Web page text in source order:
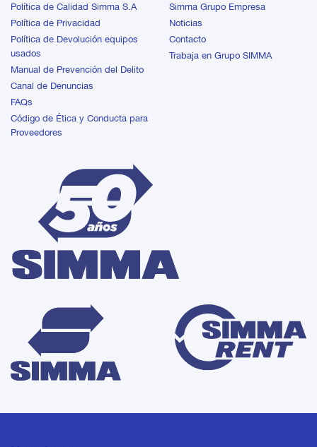
Política de Calidad Simma S.A
Política de Privacidad
Política de Devolución equipos
usados
Manual de Prevención del Delito
Canal de Denuncias
FAQs
Código de Ética y Conducta para
Proveedores
Simma Grupo Empresa
Noticias
Contacto
Trabaja en Grupo SIMMA